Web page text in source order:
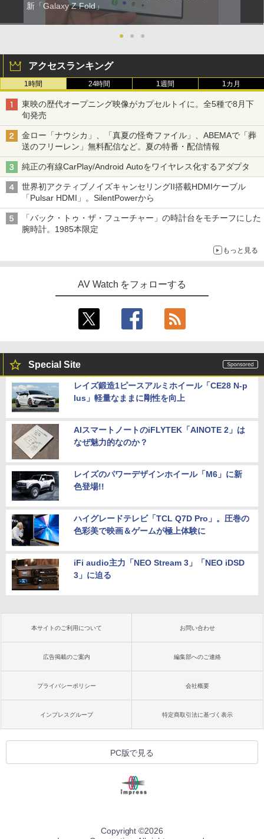
新「Galaxy Z Fold」
● ● ●
アクセスランキング
1時間 24時間 1週間 1カ月
東映の歴代オープニング映像がカプセルトイに。全5種で8月下
旬発売
金ロー「ナウシカ」、「真夏の怪奇ファイル」、ABEMAで「葬
送のフリーレン」無料配信など。夏の特番・配信情報
純正の有線CarPlay/Android Autoをワイヤレス化するアダプタ
世界初アクティブノイズキャンセリングII搭載HDMIケーブル
「Pulsar HDMI」。SilentPowerから
「バック・トゥ・ザ・フューチャー」の時計台をモチーフにした
腕時計。1985本限定
もっと見る
AV Watch をフォローする
Special Site
レイズ鍛造1ピースアルミホイール「CE28 N-p
lus」軽量なままに剛性を向上
AIスマートノートのiFLYTEK「AINOTE 2」は
なぜ魅力的なのか？
レイズのパワーデザインホイール「M6」に新
色登場!!
ハイグレードテレビ「TCL Q7D Pro」。圧巻の
色彩美で映画＆ゲームが極上体験に
iFi audio主力「NEO Stream 3」「NEO iDSD
3」に迫る
本サイトのご利用について お問い合わせ
広告掲載のご案内 編集部へのご連絡
プライバシーポリシー 会社概要
インプレスグループ 特定商取引法に基づく表示
PC版で見る
Copyright ©2026